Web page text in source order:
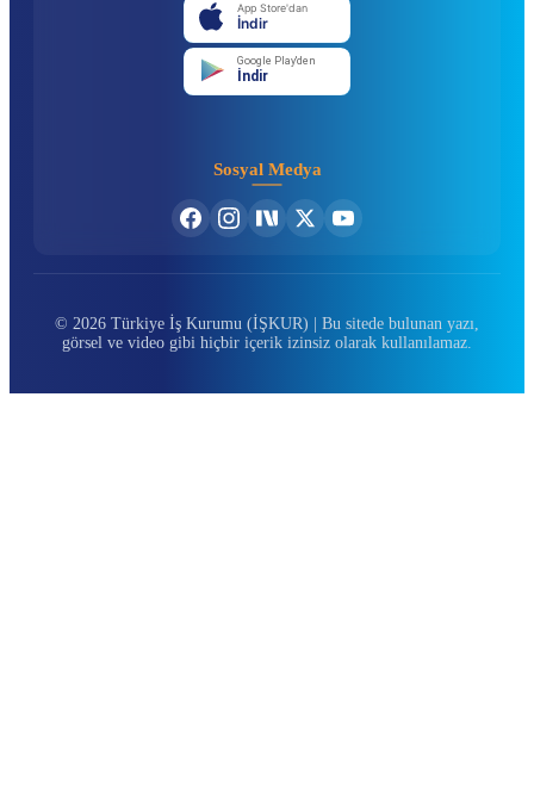
App Store'dan
İndir
Google Play'den
İndir
Sosyal Medya
© 2026 Türkiye İş Kurumu (İŞKUR) | Bu sitede bulunan yazı,
görsel ve video gibi hiçbir içerik izinsiz olarak kullanılamaz.